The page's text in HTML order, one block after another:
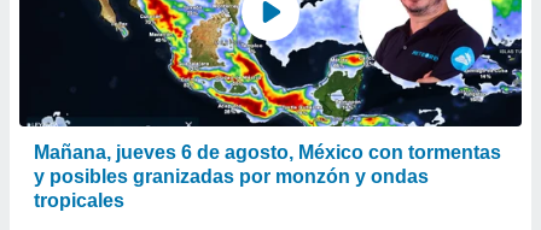
Mañana, jueves 6 de agosto, México con tormentas
y posibles granizadas por monzón y ondas
tropicales